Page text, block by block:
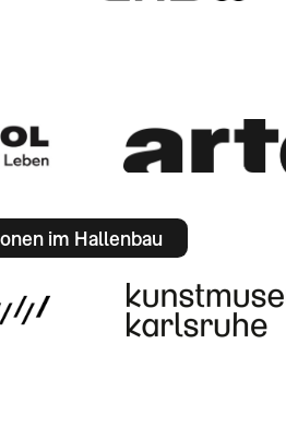
im Hallenbau